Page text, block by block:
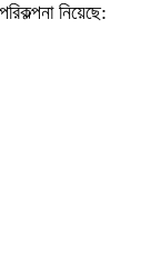
নিয়েছে: